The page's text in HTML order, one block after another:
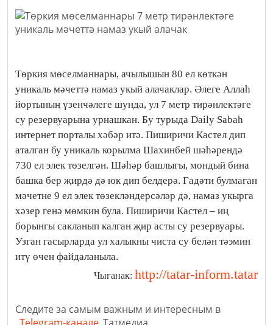
Төркия мөселманнары, ачылышын 80 ел көткән
уникаль мәчеттә намаз укый алачаклар. Әлеге Аллаh
йортының үзенчәлеге шунда, ул 7 метр тирәнлектәге
су резервуарына урнашкан. Бу турыда Daily Sabah
интернет порталы хәбәр итә. Пиширичи Кастел дип
аталган бу уникаль корылма Шахинбей шәhәрендә
730 ел элек төзелгән. Шәhәр башлыгы, мондый бина
башка бер җирдә дә юк дип белдерә. Гадәти булмаган
мәчетне 9 ел элек төзекләндерсәләр дә, намаз укырга
хәзер генә мөмкин була. Пиширичи Кастел – иң
борынгы сакланып калган җир асты су резервуары.
Узган гасырларда ул халыкны чиста су белән тәэмин
итү өчен файдаланыла.
Чыганак: http://tatar-inform.tatar
Следите за самым важным и интересным в